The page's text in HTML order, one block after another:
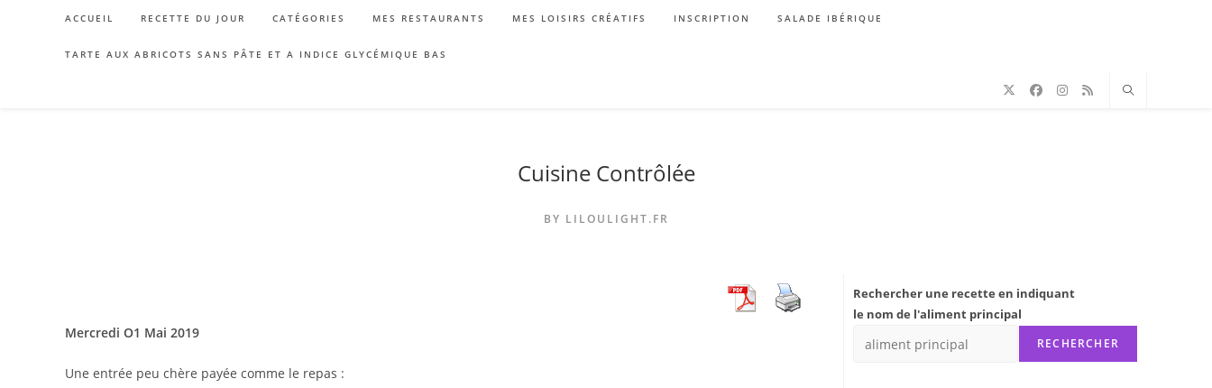
ACCUEIL RECETTE DU JOUR CATÉGORIES MES RESTAURANTS MES LOISIRS CRÉATIFS INSCRIPTION SALADE IBÉRIQUE
TARTE AUX ABRICOTS SANS PÂTE ET A INDICE GLYCÉMIQUE BAS
Cuisine Contrôlée
BY LILOULIGHT.FR
Mercredi O1 Mai 2019
Une entrée peu chère payée comme le repas :
Rechercher une recette en indiquant
le nom de l'aliment principal
RECHERCHER